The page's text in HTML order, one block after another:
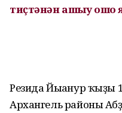
тиҫтәнән ашыу ошо
Резида Йыһанур
Архангель районы